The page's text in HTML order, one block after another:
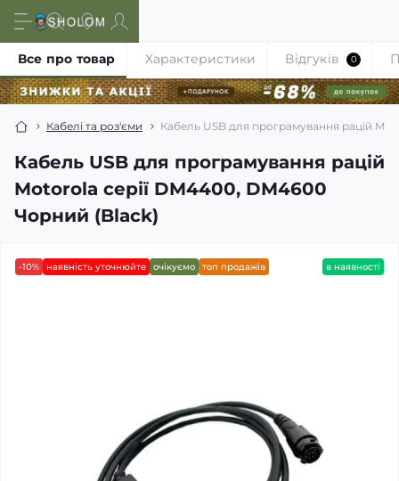
Кабелі та роз'єми Кабель USB для програмування рацій
Кабель USB для програмування рацій
Motorola серії DM4400, DM4600
Чорний (Black)
Все про товар Характеристики Відгуків 0
-10% наявність уточнюйте очікуємо топ продажів в наявності